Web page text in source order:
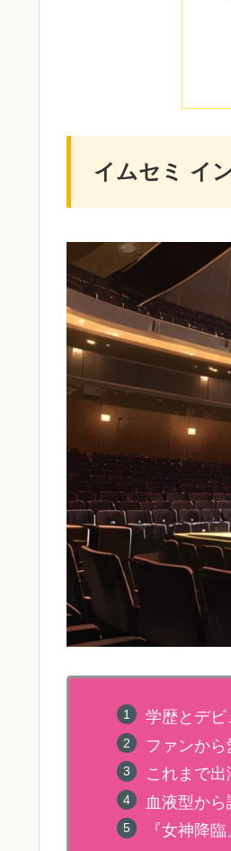
イムセミ イ
学歴とデビ
ファンか
これまで
血液型か
『女神降